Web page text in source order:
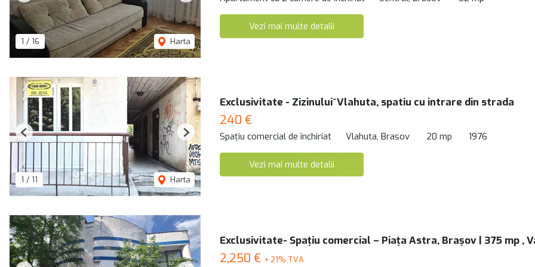
1 / 16 Harta
Vezi mai multe detalii
1 / 11 Harta
Previous Next
Exclusivitate - Zizinului^Vlahuta, spatiu cu intrare din strada
240 €
Spațiu comercial de închiriat Vlahuta, Brasov 20 mp 1976
Vezi mai multe detalii
Exclusivitate- Spațiu comercial – Piața Astra, Brașov | 375 mp ,
2,250 € + 21% TVA